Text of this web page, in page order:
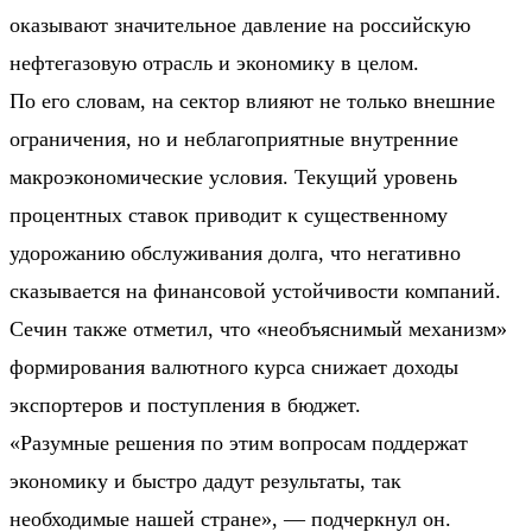
оказывают значительное давление на российскую
нефтегазовую отрасль и экономику в целом.
По его словам, на сектор влияют не только внешние
ограничения, но и неблагоприятные внутренние
макроэкономические условия. Текущий уровень
процентных ставок приводит к существенному
удорожанию обслуживания долга, что негативно
сказывается на финансовой устойчивости компаний.
Сечин также отметил, что «необъяснимый механизм»
формирования валютного курса снижает доходы
экспортеров и поступления в бюджет.
«Разумные решения по этим вопросам поддержат
экономику и быстро дадут результаты, так
необходимые нашей стране», — подчеркнул он.